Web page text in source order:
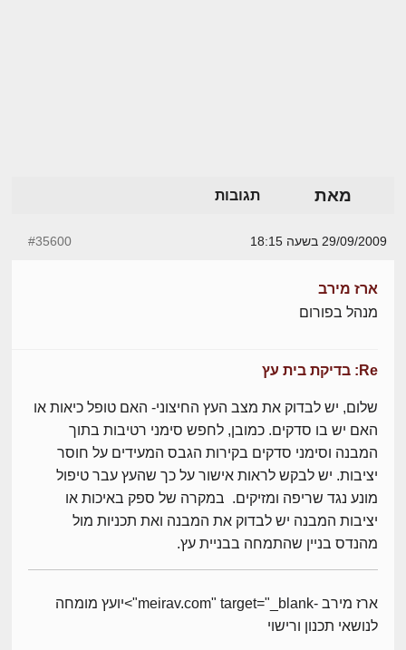
מאת תגובות
29/09/2009 בשעה 18:15 #35600
ארז מירב
מנהל בפורום
Re: בדיקת בית עץ
שלום, יש לבדוק את מצב העץ החיצוני- האם טופל כיאות או
האם יש בו סדקים. כמובן, לחפש סימני רטיבות בתוך
המבנה וסימני סדקים בקירות הגבס המעידים על חוסר
יציבות. יש לבקש לראות אישור על כך שהעץ עבר טיפול
מונע נגד שריפה ומזיקים. במקרה של ספק באיכות או
יציבות המבנה יש לבדוק את המבנה ואת תכניות מול
מהנדס בניין שהתמחה בבניית עץ.
ארז מירב -meirav.com" target="_blank">יועץ מומחה
לנושאי תכנון ורישוי